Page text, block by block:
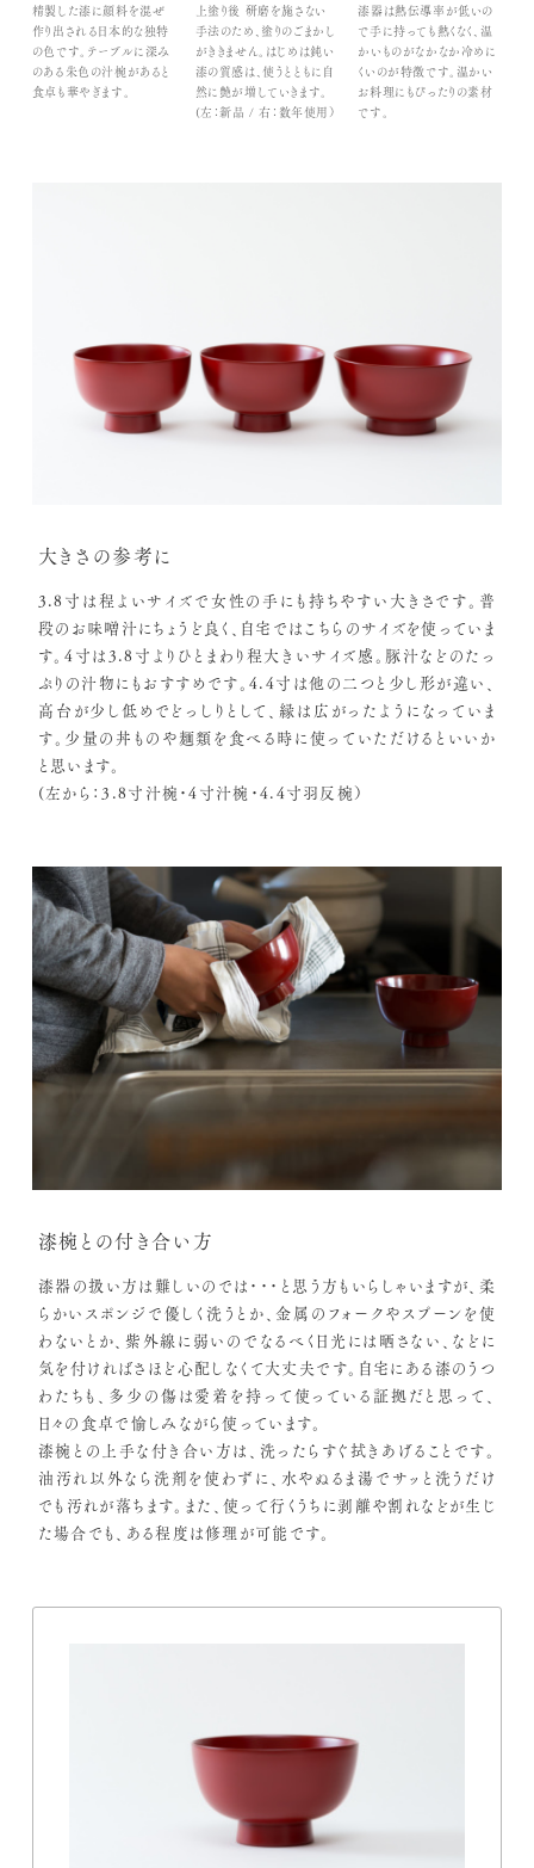
精製した漆に顔料を混ぜ
作り出される日本的な独特
の色です。テーブルに深み
のある朱色の汁椀があると
食卓も華やぎます。
上塗り後 研磨を施さない
手法のため、塗りのごまかし
がききません。はじめは鈍い
漆の質感は、使うとともに自
然に艶が増していきます。
(左：新品 / 右：数年使用）
漆器は熱伝導率が低いの
で手に持っても熱くなく、温
かいものがなかなか冷めに
くいのが特徴です。温かい
お料理にもぴったりの素材
です。
大きさの参考に
3.8寸は程よいサイズで女性の手にも持ちやすい大きさです。普
段のお味噌汁にちょうど良く、自宅ではこちらのサイズを使っていま
す。4寸は3.8寸よりひとまわり程大きいサイズ感。豚汁などのたっ
ぷりの汁物にもおすすめです。4.4寸は他の二つと少し形が違い、
高台が少し低めでどっしりとして、縁は広がったようになっていま
す。少量の丼ものや麺類を食べる時に使っていただけるといいか
と思います。
(左から：3.8寸汁椀・4寸汁椀・4.4寸羽反椀）
漆椀との付き合い方
漆器の扱い方は難しいのでは・・・と思う方もいらしゃいますが、柔
らかいスポンジで優しく洗うとか、金属のフォークやスプーンを使
わないとか、紫外線に弱いのでなるべく日光には晒さない、などに
気を付ければさほど心配しなくて大丈夫です。自宅にある漆のうつ
わたちも、多少の傷は愛着を持って使っている証拠だと思って、
日々の食卓で愉しみながら使っています。
漆椀との上手な付き合い方は、洗ったらすぐ拭きあげることです。
油汚れ以外なら洗剤を使わずに、水やぬるま湯でサッと洗うだけ
でも汚れが落ちます。また、使って行くうちに剥離や割れなどが生じ
た場合でも、ある程度は修理が可能です。